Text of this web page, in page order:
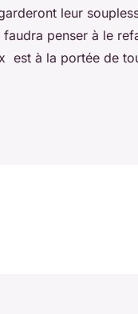
leur
penser à le
est à la portée de